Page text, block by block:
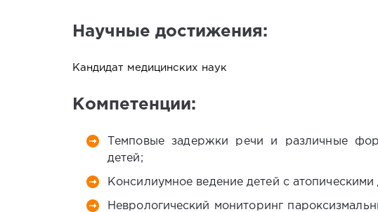
Научные достижения:
Кандидат медицинских наук
Компетенции:
Темповые задержки речи и различные
детей;
Консилиумное ведение детей с атопическими
Неврологический мониторинг